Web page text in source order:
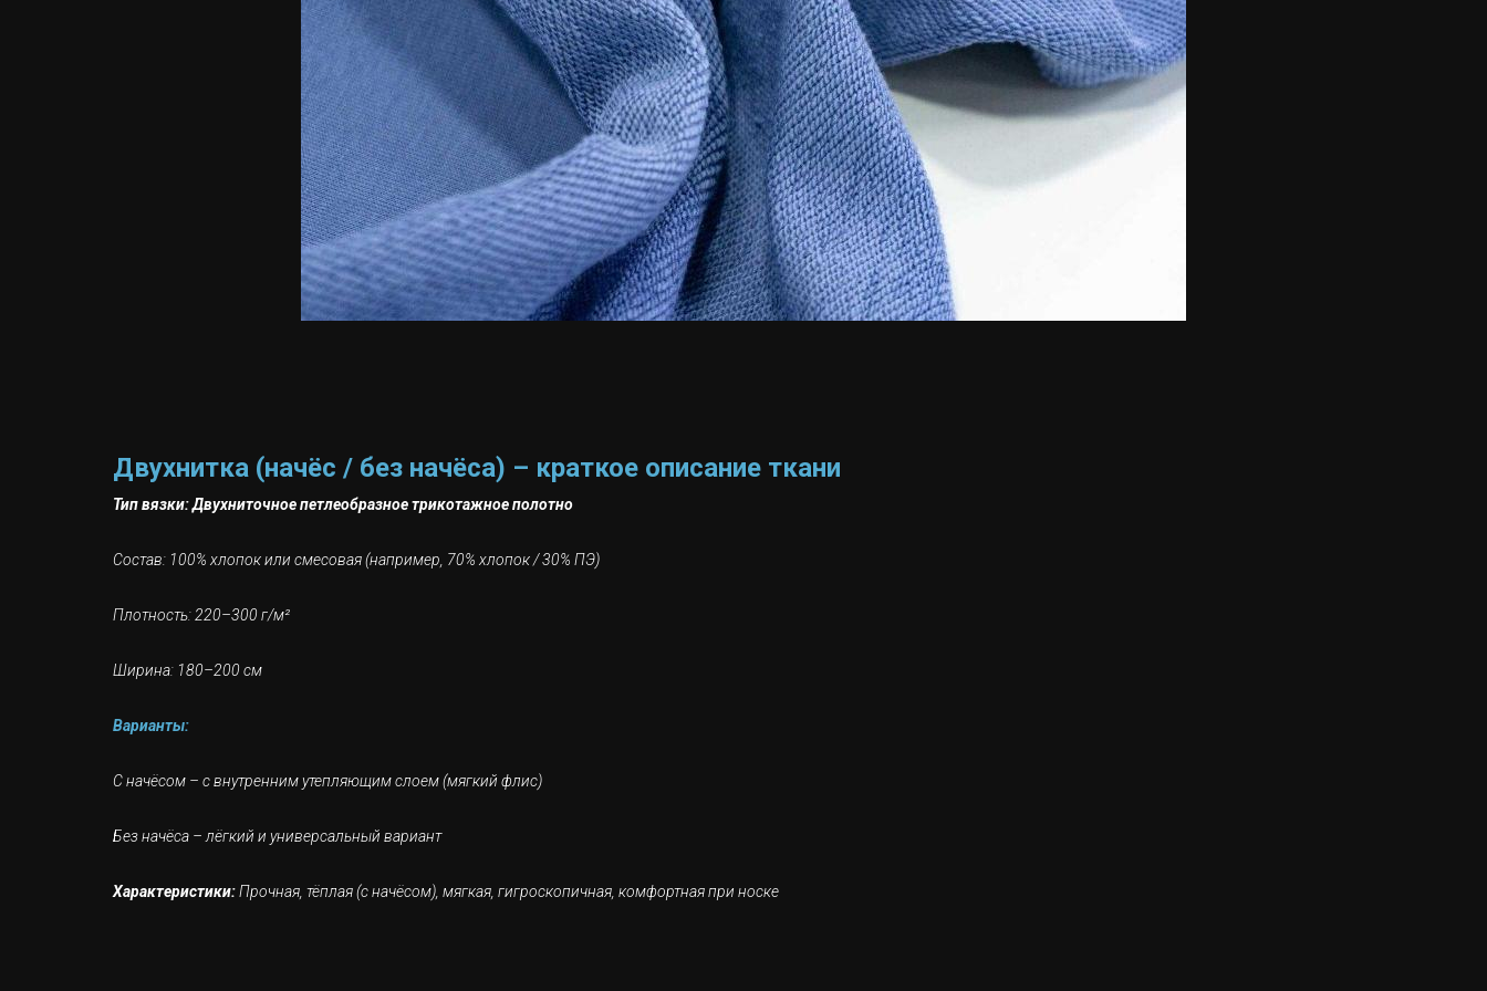
Двухнитка (начёс / без начёса) – краткое описание ткани
Тип вязки: Двухниточное петлеобразное трикотажное полотно
Состав: 100% хлопок или смесовая (например, 70% хлопок / 30% ПЭ)
Плотность: 220–300 г/м²
Ширина: 180–200 см
Варианты:
С начёсом – с внутренним утепляющим слоем (мягкий флис)
Без начёса – лёгкий и универсальный вариант
Характеристики:Прочная, тёплая (с начёсом), мягкая, гигроскопичная, комфортная при носке